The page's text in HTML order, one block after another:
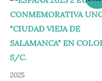
2025
precio
original
era:
12,00 €.
precio
actual
es:
8,95 €.